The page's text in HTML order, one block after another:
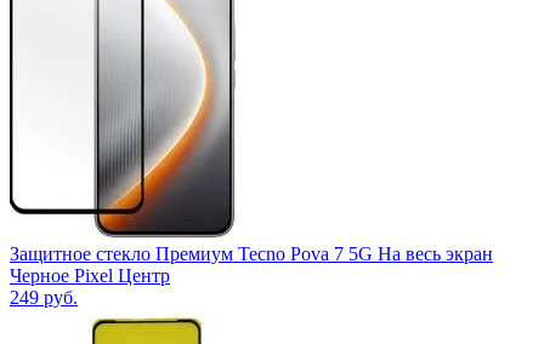
Защитное стекло Премиум Tecno Pova 7 5G На весь экран
Черное Pixel Центр
249 руб.